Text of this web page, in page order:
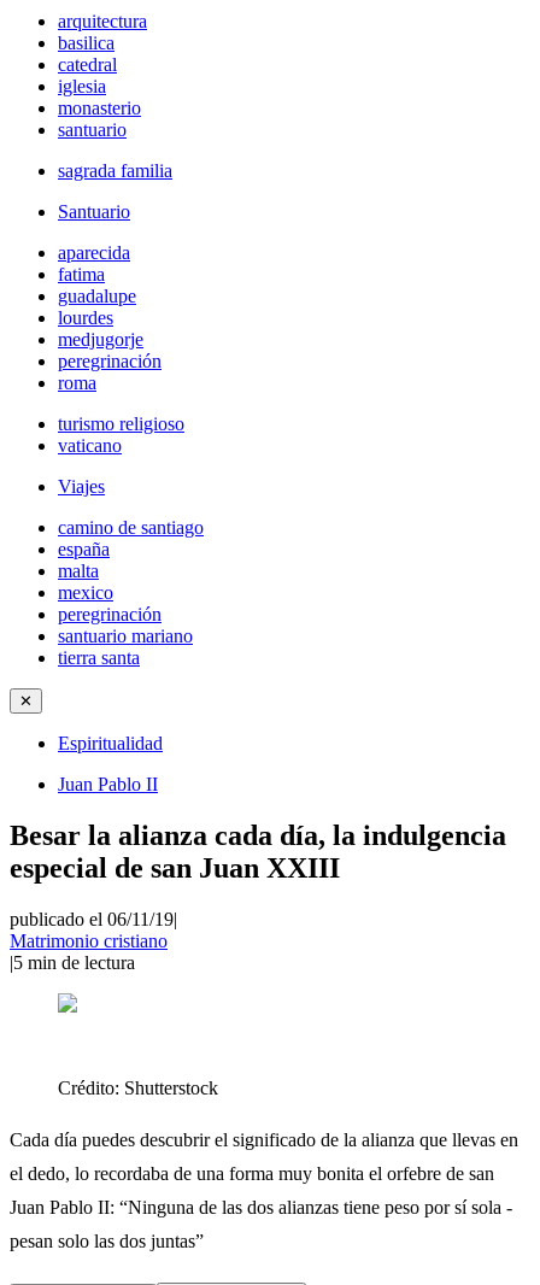
arquitectura
basilica
catedral
iglesia
monasterio
santuario
sagrada familia
Santuario
aparecida
fatima
guadalupe
lourdes
medjugorje
peregrinación
roma
turismo religioso
vaticano
Viajes
camino de santiago
españa
malta
mexico
peregrinación
santuario mariano
tierra santa
✕
Espiritualidad
Juan Pablo II
Besar la alianza cada día, la indulgencia
especial de san Juan XXIII
publicado el 06/11/19|
Matrimonio cristiano
|5 min de lectura
Crédito: Shutterstock
Cada día puedes descubrir el significado de la alianza que llevas en
el dedo, lo recordaba de una forma muy bonita el orfebre de san
Juan Pablo II: “Ninguna de las dos alianzas tiene peso por sí sola -
pesan solo las dos juntas”